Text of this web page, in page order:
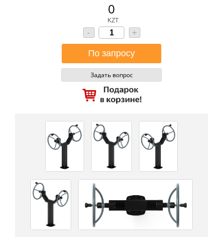
0
KZT
- +
Задать вопрос